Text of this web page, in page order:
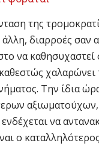
της
διαρροές σαν
να καθησυχαστεί
Την ίδια
να
ο